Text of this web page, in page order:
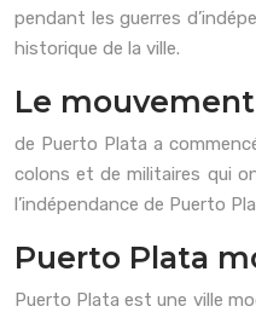
pendant les guerres
historique de la ville.
Le
de Puerto Plata a
colons et de militaires qui
l’indépendance de Puerto
Puerto Plata
Puerto Plata est une ville